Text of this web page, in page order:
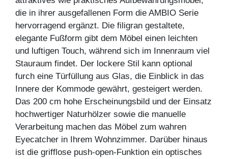
die in ihrer ausgefallenen Form die AMBIO Serie
hervorragend ergänzt. Die filigran gestaltete,
elegante Fußform gibt dem Möbel einen leichten
und luftigen Touch, während sich im Innenraum viel
Stauraum findet. Der lockere Stil kann optional
furch eine Türfüllung aus Glas, die Einblick in das
Innere der Kommode gewährt, gesteigert werden.
Das 200 cm hohe Erscheinungsbild und der Einsatz
hochwertiger Naturhölzer sowie die manuelle
Verarbeitung machen das Möbel zum wahren
Eyecatcher in Ihrem Wohnzimmer. Darüber hinaus
ist die grifflose push-open-Funktion ein optisches